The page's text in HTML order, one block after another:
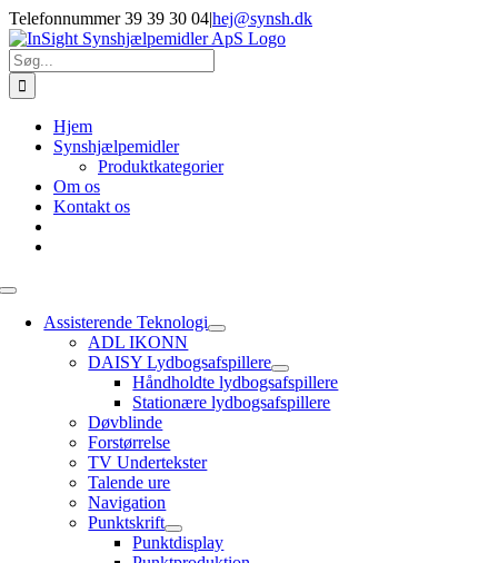
Skip
to
content
Telefonnummer 39 39 30 04|hej@synsh.dk
Søg
efter:
Hjem
Synshjælpemidler
Produktkategorier
Om os
Kontakt os
Toggle
NavigationAssisterende Teknologi
ADL IKONN
DAISY Lydbogsafspillere
Håndholdte lydbogsafspillere
Stationære lydbogsafspillere
Døvblinde
Forstørrelse
TV Undertekster
Talende ure
Navigation
Punktskrift
Punktdisplay